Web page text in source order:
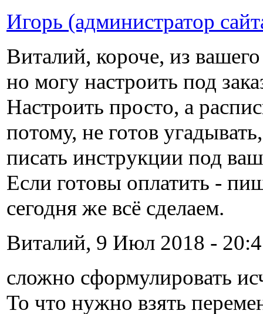
Игорь (администратор
Виталий, короче, из
но могу настроить под
Настроить просто, а
потому, не готов
писать инструкции под
Если готовы оплатить -
сегодня же всё сделаем.
Виталий, 9 Июл 2018 -
сложно сформулировать
То что нужно взять